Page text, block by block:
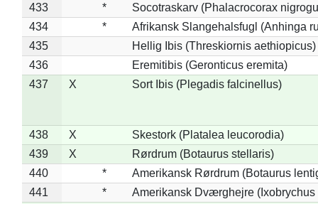
433
*
Socotraskarv (Phalacrocorax
434
*
Afrikansk Slangehalsfugl (Anhinga
435
Hellig Ibis (Threskiornis aethiopicus)
436
Eremitibis (Geronticus eremita)
437
X Sort Ibis (Plegadis falcinellus)
438 X
Skestork (Platalea leucorodia)
439
X
Rørdrum (Botaurus stellaris)
440
*
Amerikansk Rørdrum (Botaurus
441
*
Amerikansk Dværghejre (Ixobrychus